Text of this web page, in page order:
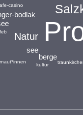
Natur
see
berge
bodlak
casino
kultur